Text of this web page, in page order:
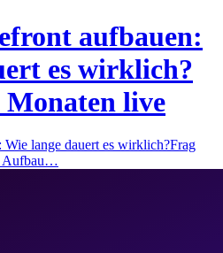
aufbauen:
es wirklich?
Monaten live
Wie lange dauert es wirklich?Frag
Aufbau…